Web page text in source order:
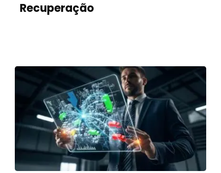
Recuperação